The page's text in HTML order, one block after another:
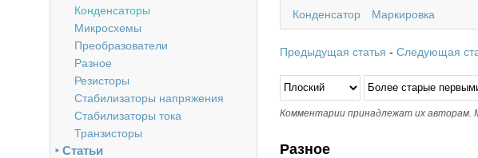
Конденсаторы
Микросхемы
Преобразователи
Разное
Резисторы
Стабилизаторы напряжения
Стабилизаторы тока
Транзисторы
Статьи
►
Конденсатор Маркировка
Предыдущая статья - Следующая
Комментарии принадлежат их авторам.
Разное